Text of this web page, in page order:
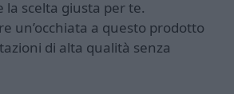
la scelta giusta per te.
un’occhiata a questo prodotto
di alta qualità senza